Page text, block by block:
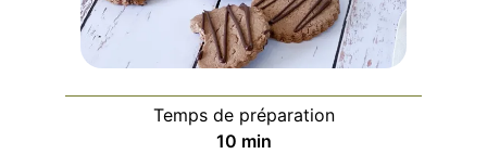
Temps de préparation
10minutes
min